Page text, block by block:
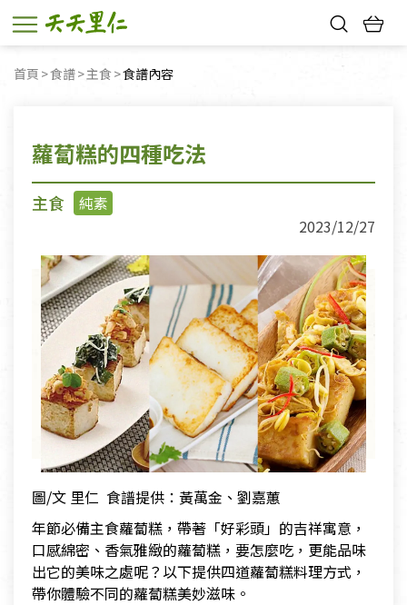
首頁 食譜 主食 目前頁面：
食譜內容
蘿蔔糕的四種吃法
主食
純素
2023/12/27
圖/文 里仁 食譜提供：黃萬金、劉嘉蕙
年節必備主食蘿蔔糕，帶著「好彩頭」的吉祥寓意，
口感綿密、香氣雅緻的蘿蔔糕，要怎麼吃，更能品味
出它的美味之處呢？以下提供四道蘿蔔糕料理方式，
帶你體驗不同的蘿蔔糕美妙滋味。